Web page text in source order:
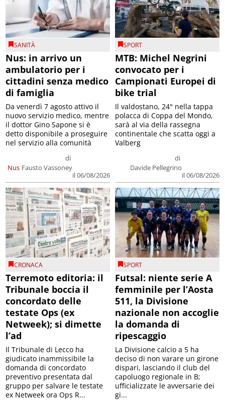
SANITÀ
Nus: in arrivo un
ambulatorio per i
cittadini senza medico
di famiglia
Nus
di
Fausto Vassoney
il 06/08/2026
Da venerdì 7 agosto attivo il
nuovo servizio medico, mentre
il dottor Gino Sapone si è
detto disponibile a proseguire
nel servizio alla comunità
SPORT
MTB: Michel Negrini
convocato per i
Campionati Europei di
bike trial
di
Davide Pellegrino
il 06/08/2026
Il valdostano, 24° nella tappa
polacca di Coppa del Mondo,
sarà al via della rassegna
continentale che scatta oggi a
Valberg
CRONACA
Terremoto editoria: il
Tribunale boccia il
concordato delle
testate Ops (ex
Netweek); si dimette
l’ad
Il Tribunale di Lecco ha
giudicato inammissibile la
domanda di concordato
preventivo presentata dal
gruppo per salvare le testate
ex Netweek ora Ops R...
SPORT
Futsal: niente serie A
femminile per l’Aosta
511, la Divisione
nazionale non accoglie
la domanda di
ripescaggio
La Divisione calcio a 5 ha
deciso di non varare un girone
dispari, lasciando il club del
capoluogo regionale in B;
ufficializzate le avversarie dei
gi...